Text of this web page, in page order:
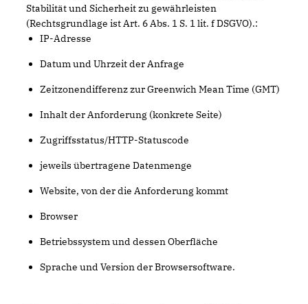
Stabilität und Sicherheit zu gewährleisten
(Rechtsgrundlage ist Art. 6 Abs. 1 S. 1 lit. f DSGVO).:
IP-Adresse
Datum und Uhrzeit der Anfrage
Zeitzonendifferenz zur Greenwich Mean Time (GMT)
Inhalt der Anforderung (konkrete Seite)
Zugriffsstatus/HTTP-Statuscode
jeweils übertragene Datenmenge
Website, von der die Anforderung kommt
Browser
Betriebssystem und dessen Oberfläche
Sprache und Version der Browsersoftware.